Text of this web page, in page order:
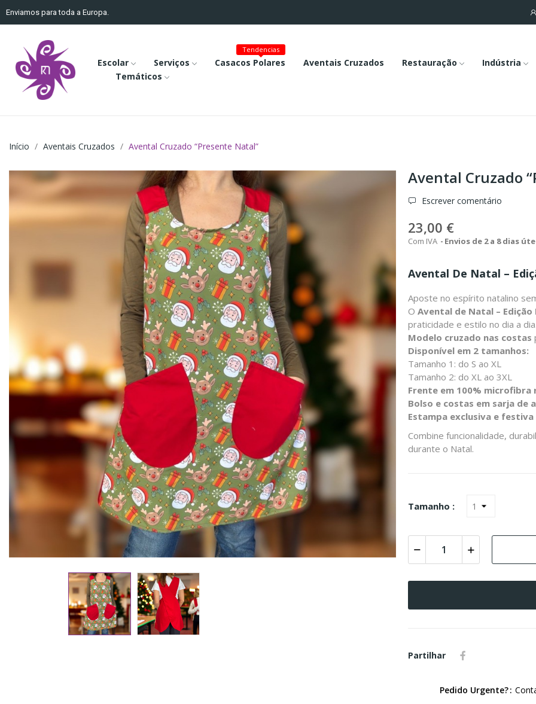
Enviamos para toda a Europa.
Escolar Serviços Casacos Polares
Tendencias
Aventais Cruzados Restauração
Indústria
Temáticos
Início Aventais Cruzados Avental Cruzado “Presente Natal”
Avental Cruzado
Escrever comentário
23,00 €
Com IVA Envios de 2 a 8 dias
Avental De Natal –
Aposte no espírito natalino
O Avental de Natal – Edição
praticidade e estilo no dia a
Modelo cruzado nas costas
Disponível em 2 tamanhos:
Tamanho 1: do S ao XL
Tamanho 2: do XL ao 3XL
Frente em 100%
Bolso e costas em sarja de
Estampa exclusiva e festiva
Combine funcionalidade,
durante o Natal.
Tamanho :
Partilhar
Pedido Urgente?